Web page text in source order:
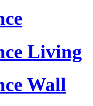
Living
Wall